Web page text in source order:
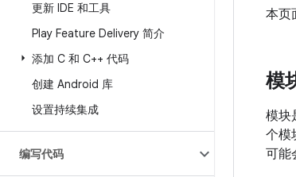
更新 IDE 和工具
Play Feature Delivery 简介
添加 C 和 C++ 代码
创建 Android 库
设置持续集成
编写代码
本页
模
模块
个模
可能